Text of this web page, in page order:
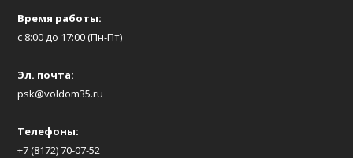
Время работы:
с 8:00 до 17:00 (Пн-Пт)
Эл. почта:
psk@voldom35.ru
Телефоны:
+7 (8172) 70-07-52